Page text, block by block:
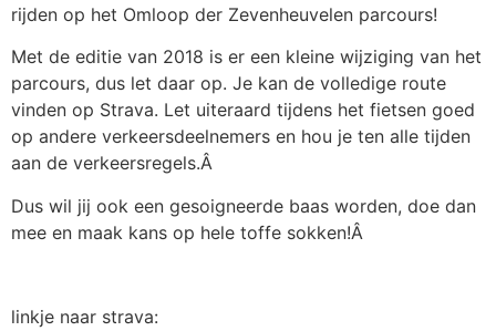
rijden op het Omloop der Zevenheuvelen parcours!
Met de editie van 2018 is er een kleine wijziging van het
parcours, dus let daar op. Je kan de volledige route
vinden op Strava. Let uiteraard tijdens het fietsen goed
op andere verkeersdeelnemers en hou je ten alle tijden
aan de verkeersregels.Â
Dus wil jij ook een gesoigneerde baas worden, doe dan
mee en maak kans op hele toffe sokken!Â
linkje naar strava: